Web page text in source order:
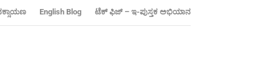
‍English Blog ಟೆಕ್ ಫಿಜ್ – ಇ-ಪುಸ್ತಕ ಅಭಿಯಾನ